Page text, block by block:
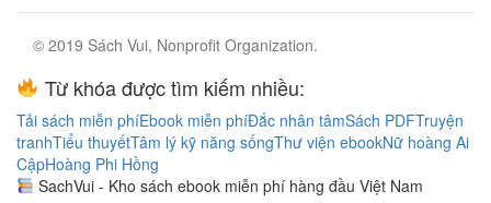
© 2019 Sách Vui, Nonprofit Organization.
Từ khóa được tìm kiếm nhiều:
Tải sách miễn phíEbook miễn phíĐắc nhân tâmSách PDFTruyện
tranhTiểu thuyếtTâm lý kỹ năng sốngThư viện ebookNữ hoàng Ai
CậpHoàng Phi Hồng
SachVui - Kho sách ebook miễn phí hàng đầu Việt Nam